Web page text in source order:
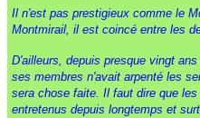
Il n'est pas prestigieux comme le
Montmirail, il est coincé entre les
D'ailleurs, depuis presque vingt
ses membres n'avait arpenté les
sera chose faite. Il faut dire que
entretenus depuis longtemps et